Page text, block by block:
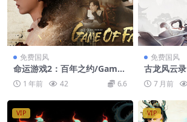
免费国风
命运游戏2：百年之约/Game
of Fate 2: A Century’s Pro
mise1 年前 42 6.6
免费国风
古龙风云录
7 月前
VIP VIP